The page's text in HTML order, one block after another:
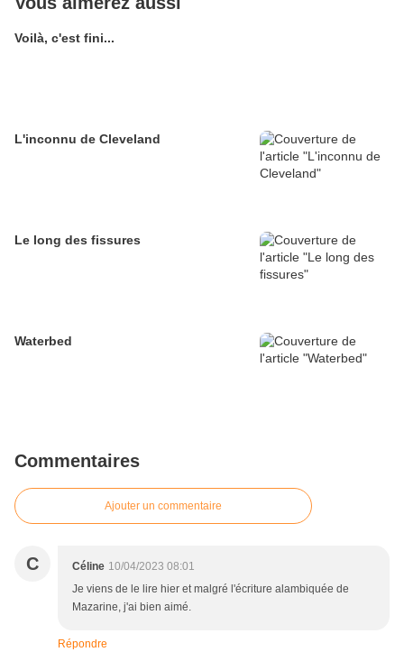
Voilà, c'est fini...
L'inconnu de Cleveland
Le long des fissures
Waterbed
Commentaires
Ajouter un commentaire
C Céline 10/04/2023 08:01
Je viens de le lire hier et malgré l'écriture alambiquée de
Mazarine, j'ai bien aimé.
Répondre